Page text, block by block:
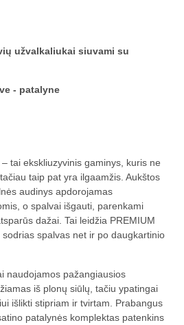
užvalkaliukai siuvami su
tai ekskliuzyvinis gaminys, kuris ne
taip pat yra ilgaamžis. Aukštos
audinys apdorojamas
o spalvai išgauti, parenkami
dažai. Tai leidžia PREMIUM
spalvas net ir po daugkartinio
naudojamos pažangiausios
iš plonų siūlų, tačiu ypatingai
išlikti stipriam ir tvirtam. Prabangus
patalynės komplektas patenkins